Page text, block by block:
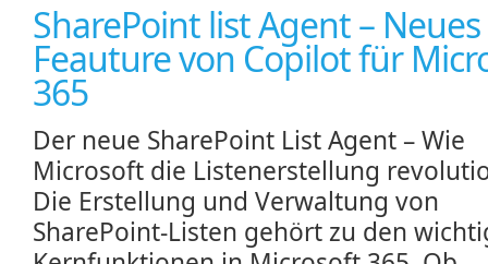
SharePoint list Agent – Neues
Feauture von Copilot für
365
Der neue SharePoint List Agent – Wie
Microsoft die Listenerstellung
Die Erstellung und Verwaltung von
SharePoint‑Listen gehört zu den